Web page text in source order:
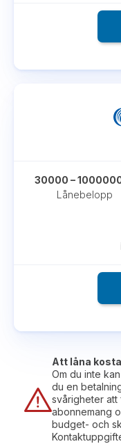
Lånebelopp
30000 –
Att låna
Om du inte
du en
svårigheter att
abonnemang
budget- och